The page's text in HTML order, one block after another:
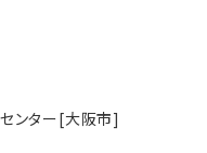
ンター[大阪市]